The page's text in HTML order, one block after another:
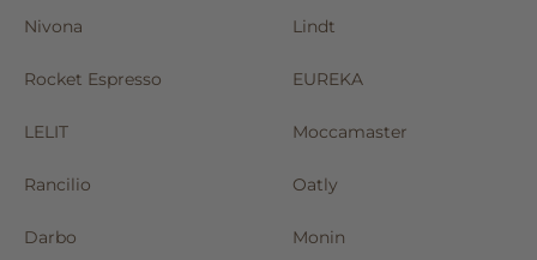
Nivona Lindt
Rocket Espresso EUREKA
LELIT Moccamaster
Rancilio Oatly
Darbo Monin